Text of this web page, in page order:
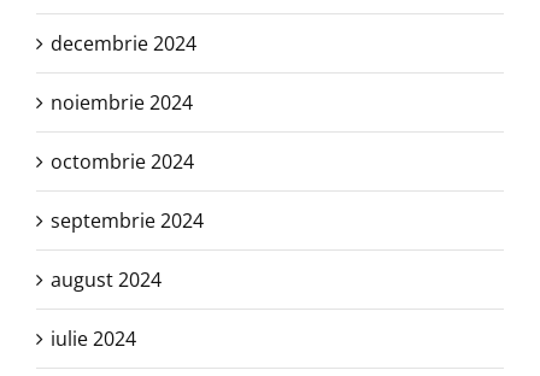
decembrie 2024
noiembrie 2024
octombrie 2024
septembrie 2024
august 2024
iulie 2024